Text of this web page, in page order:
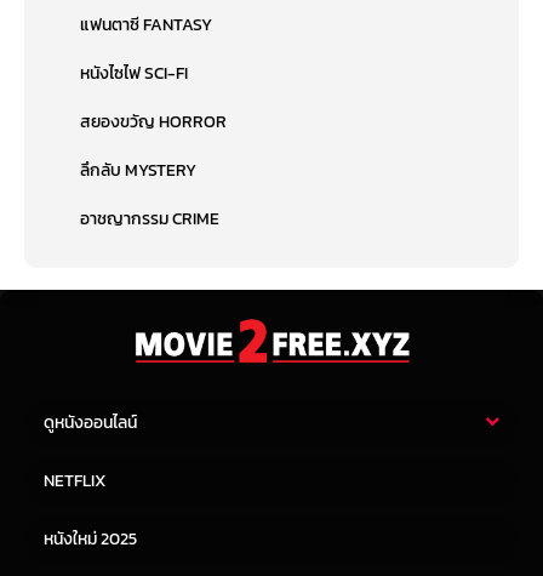
แฟนตาซี FANTASY
หนังไซไฟ SCI-FI
สยองขวัญ HORROR
ลึกลับ MYSTERY
อาชญากรรม CRIME
ดูหนังออนไลน์
หนังจีน
NETFLIX
หนังใหม่ 2025